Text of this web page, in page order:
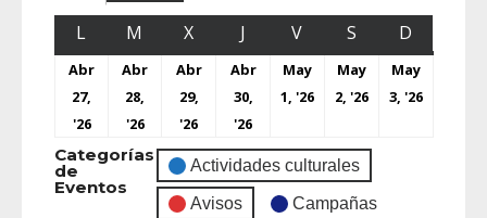
L M X J V S D
Abr
27,
'26
Abr
28,
'26
Abr
29,
'26
Abr
30,
'26
May
1, '26
May
2, '26
May
3, '26
Categorías
de
Eventos
Actividades culturales
Avisos Campañas